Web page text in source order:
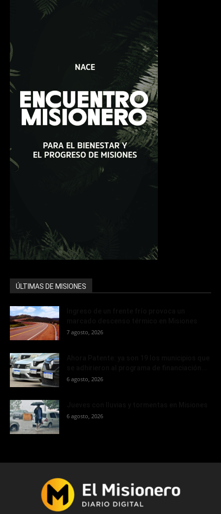
ÚLTIMAS DE MISIONES
7 agosto, 2026
6 agosto, 2026
6 agosto, 2026